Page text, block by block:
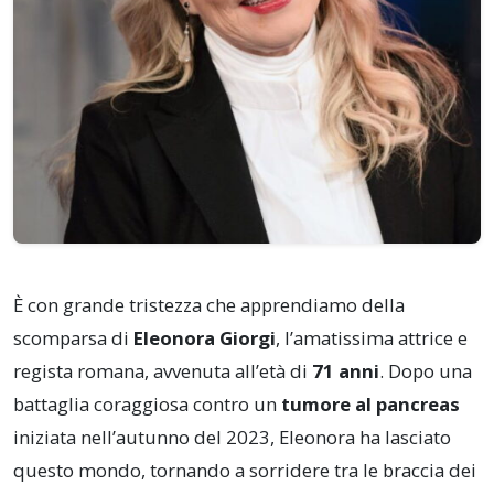
È con grande tristezza che apprendiamo della
scomparsa di Eleonora Giorgi, l’amatissima attrice e
regista romana, avvenuta all’età di 71 anni. Dopo una
battaglia coraggiosa contro un tumore al pancreas
iniziata nell’autunno del 2023, Eleonora ha lasciato
questo mondo, tornando a sorridere tra le braccia dei